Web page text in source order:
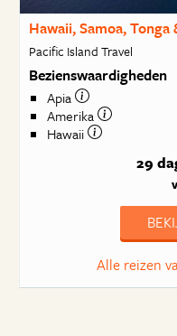
Hawaii, Samoa, Tonga
Pacific Island Travel
Bezienswaardigheden
Apia
Amerika
Hawaii
29
Alle reizen